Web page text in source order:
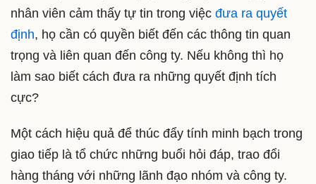
nhân viên cảm thấy tự tin trong việc đưa ra quyết
định, họ cần có quyền biết đến các thông tin quan
trọng và liên quan đến công ty. Nếu không thì họ
làm sao biết cách đưa ra những quyết định tích
cực?
Một cách hiệu quả để thúc đẩy tính minh bạch trong
giao tiếp là tổ chức những buổi hỏi đáp, trao đổi
hàng tháng với những lãnh đạo nhóm và công ty.